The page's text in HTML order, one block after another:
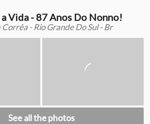
Vida - 87 Anos Do Nonno!
- Rio Grande Do Sul - Br
See all the photos